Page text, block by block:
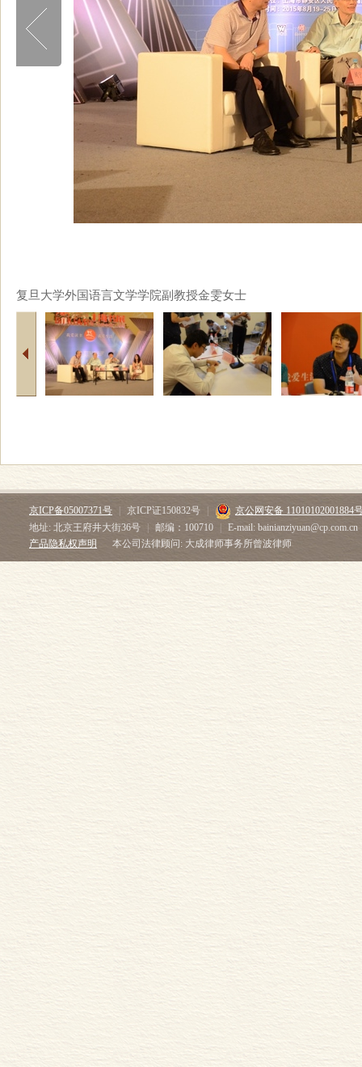
复旦大学外国语言文学学院副教授金雯女士
京ICP备05007371号 京ICP证150832号
京公网安备 11010102001884
地址: 北京王府井大街36号
邮编：100710
E-mail: bainianziyuan@cp.com.cn
产品隐私权声明
本公司法律顾问: 大成律师事务所曾波律师